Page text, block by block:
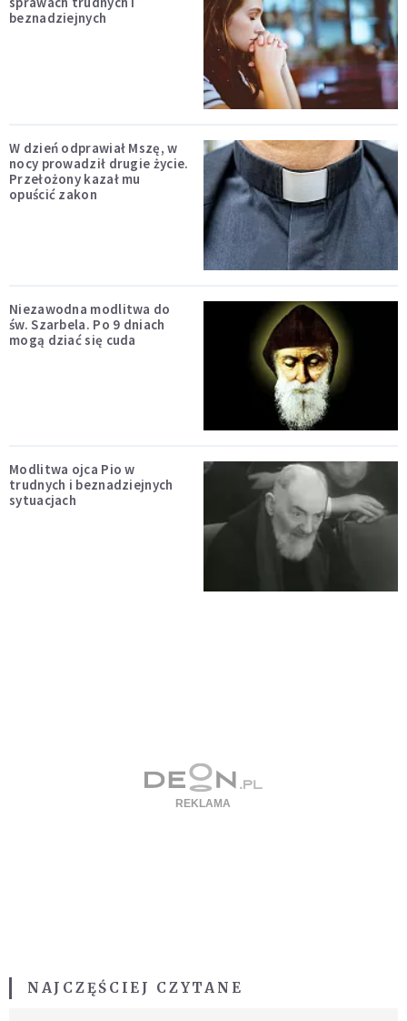
beznadziejnych
W dzień odprawiał Mszę, w
nocy prowadził drugie życie.
Przełożony kazał mu
opuścić zakon
Niezawodna modlitwa do
św. Szarbela. Po 9 dniach
mogą dziać się cuda
Modlitwa ojca Pio w
trudnych i beznadziejnych
sytuacjach
NAJCZĘŚCIEJ CZYTANE